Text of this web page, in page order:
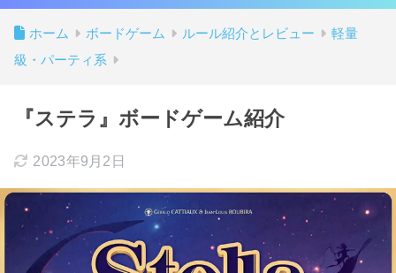
ホーム ボードゲーム ルール紹介とレビュー
軽量
級・パーティ系
『ステラ』ボードゲーム紹介
2023年9月2日